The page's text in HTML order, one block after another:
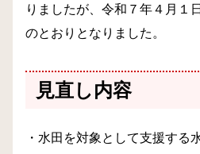
りましたが、令和７年４月１
のとおりとなりました。
見直し内容
・水田を対象として支援する